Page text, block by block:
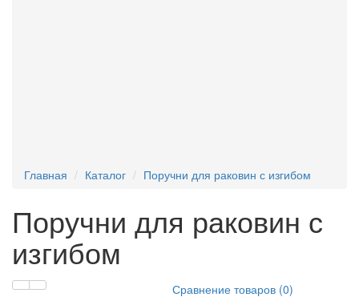
Главная Каталог Поручни для раковин с изгибом
Поручни для раковин с
изгибом
Сравнение товаров (0)